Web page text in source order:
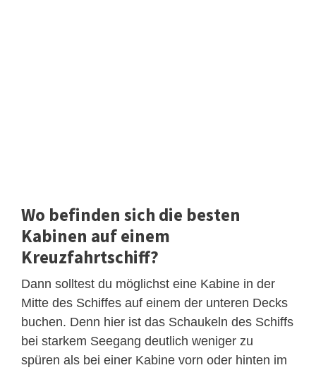
Wo befinden sich die besten
Kabinen auf einem
Kreuzfahrtschiff?
Dann solltest du möglichst eine Kabine in der
Mitte des Schiffes auf einem der unteren Decks
buchen. Denn hier ist das Schaukeln des Schiffs
bei starkem Seegang deutlich weniger zu
spüren als bei einer Kabine vorn oder hinten im